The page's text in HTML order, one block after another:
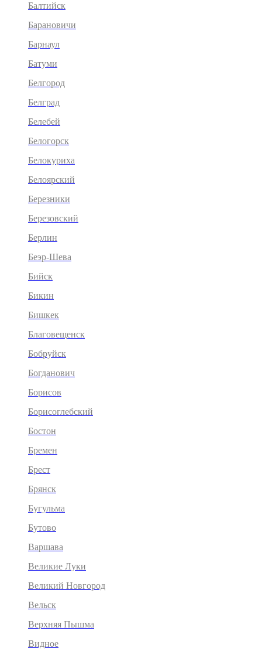
Балтийск
Барановичи
Барнаул
Батуми
Белгород
Белград
Белебей
Белогорск
Белокуриха
Белоярский
Березники
Березовский
Берлин
Беэр-Шева
Бийск
Бикин
Бишкек
Благовещенск
Бобруйск
Богданович
Борисов
Борисоглебский
Бостон
Бремен
Брест
Брянск
Бугульма
Бутово
Варшава
Великие Луки
Великий Новгород
Вельск
Верхняя Пышма
Видное